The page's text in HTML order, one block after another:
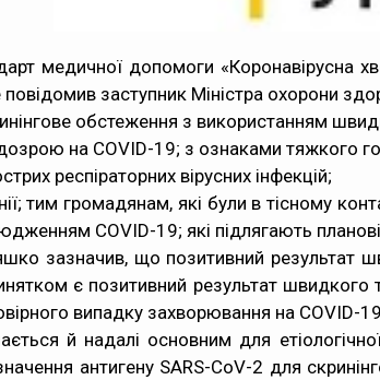
медичної допомоги «Коронавірусна
заступник Міністра охорони
обстеження з використанням
на COVID-19; з ознаками тяжкого
респіраторних вірусних інфекцій;
тим громадянам, які були в тісному
COVID-19; які підлягають плановій
зазначив, що позитивний результат
є позитивний результат швидкого
випадку захворювання на COVID-
й надалі основним для
антигену SARS-CoV-2 для